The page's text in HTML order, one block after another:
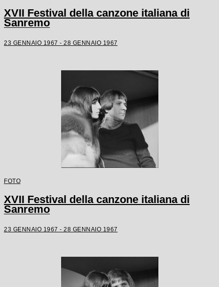
XVII Festival della canzone italiana di
Sanremo
23 GENNAIO 1967 - 28 GENNAIO 1967
FOTO
XVII Festival della canzone italiana di
Sanremo
23 GENNAIO 1967 - 28 GENNAIO 1967